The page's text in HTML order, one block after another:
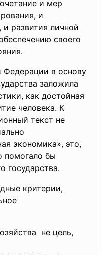
и мер
и
развития личной
своего
Федерации в основу
заложила
как достойная
человека. К
текст не
экономика», это,
помогало бы
государства.
критерии,
не цель,